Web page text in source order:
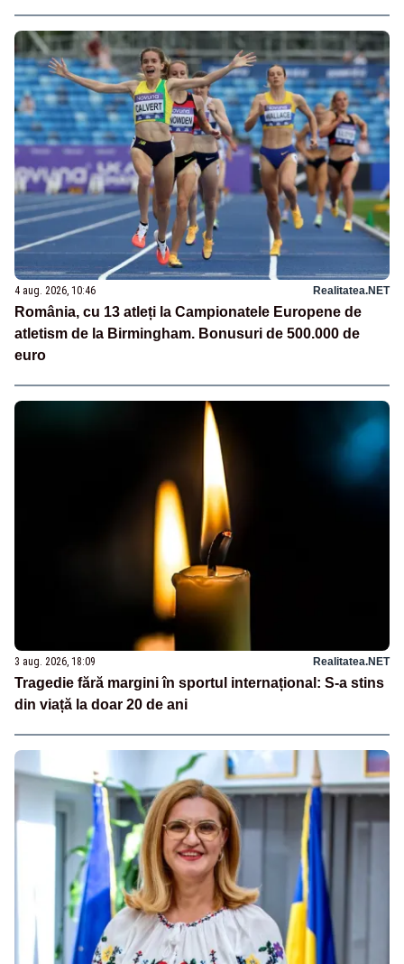
4 aug. 2026, 10:46 Realitatea.NET
România, cu 13 atleți la Campionatele Europene de
atletism de la Birmingham. Bonusuri de 500.000 de
euro
3 aug. 2026, 18:09 Realitatea.NET
Tragedie fără margini în sportul internațional: S-a stins
din viață la doar 20 de ani